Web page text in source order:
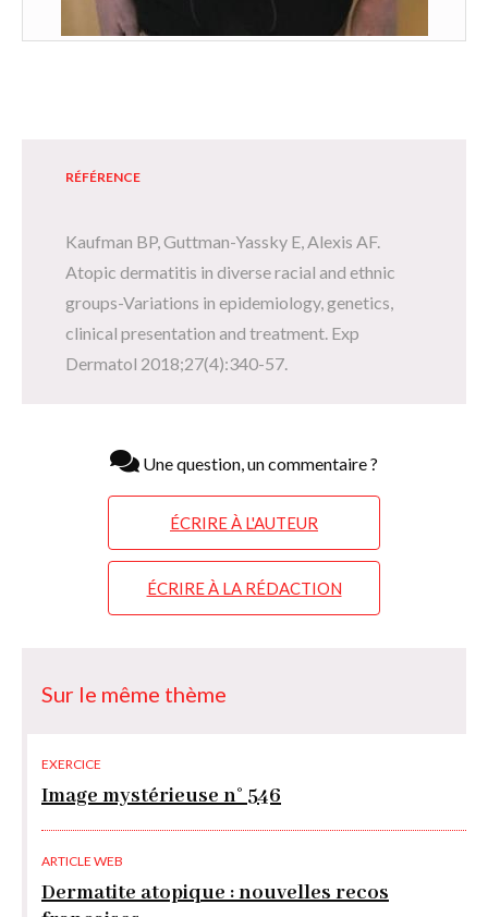
RÉFÉRENCE
Kaufman BP, Guttman-Yassky E, Alexis AF.
Atopic dermatitis in diverse racial and ethnic
groups-­Variations in epidemiology, genetics,
clinical presentation and treatment. Exp
Dermatol 2018;27(4):340-57.
Une question, un commentaire ?
ÉCRIRE À L'AUTEUR
ÉCRIRE À LA RÉDACTION
Sur le même thème
EXERCICE
Image mystérieuse n° 546
ARTICLE WEB
Dermatite atopique : nouvelles recos